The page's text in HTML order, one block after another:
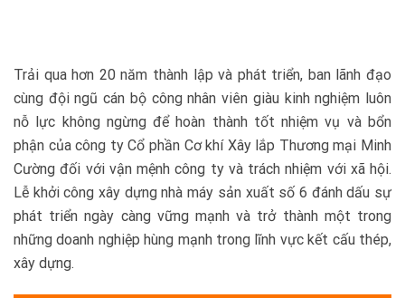
Trải qua hơn 20 năm thành lập và phát triển, ban lãnh đạo
cùng đội ngũ cán bộ công nhân viên giàu kinh nghiệm luôn
nỗ lực không ngừng để hoàn thành tốt nhiệm vụ và bổn
phận của công ty Cổ phần Cơ khí Xây lắp Thương mại Minh
Cường đối với vận mệnh công ty và trách nhiệm với xã hội.
Lễ khởi công xây dựng nhà máy sản xuất số 6 đánh dấu sự
phát triển ngày càng vững mạnh và trở thành một trong
những doanh nghiệp hùng mạnh trong lĩnh vực kết cấu thép,
xây dựng.